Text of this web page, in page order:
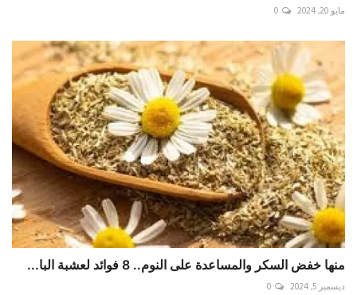
مايو 20, 2024 0
منها خفض السكر والمساعدة على النوم.. 8 فوائد لعشبة البا...
ديسمبر 5, 2024 0